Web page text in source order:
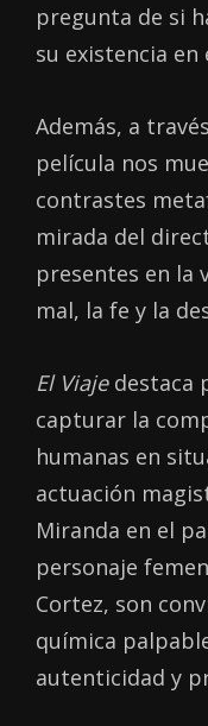
pregunta de si
su existencia
Además, a
película nos
contrastes
mirada del
presentes en la
mal, la fe y la
El Viajedestaca
capturar la
humanas en
actuación
Miranda en el
personaje
Cortez, son
química
autenticidad y